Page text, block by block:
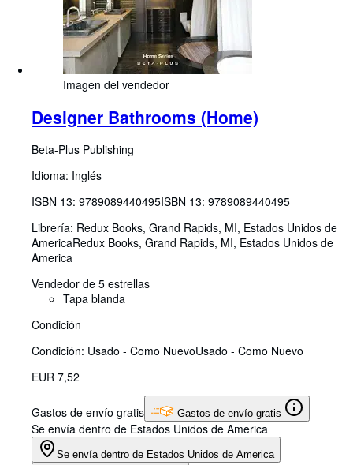
Imagen del vendedor
Designer Bathrooms (Home)
Beta-Plus Publishing
Idioma: Inglés
ISBN 13: 9789089440495ISBN 13: 9789089440495
Librería: Redux Books, Grand Rapids, MI, Estados Unidos de
AmericaRedux Books, Grand Rapids, MI, Estados Unidos de
America
Vendedor de 5 estrellas
Tapa blanda
Condición
Condición: Usado - Como NuevoUsado - Como Nuevo
EUR 7,52
Gastos de envío gratis Gastos de envío gratis
Se envía dentro de Estados Unidos de America
Se envía dentro de Estados Unidos de America